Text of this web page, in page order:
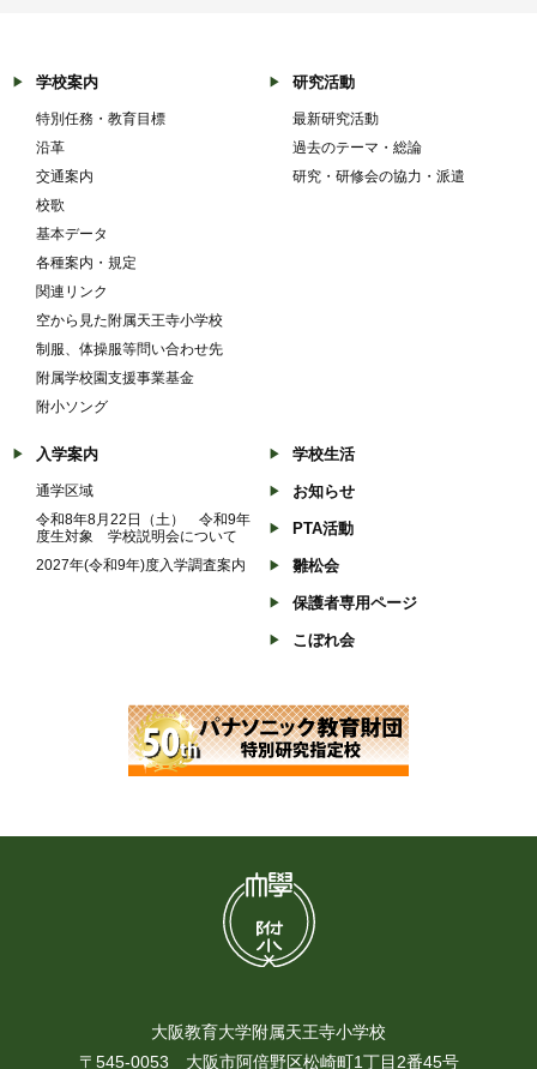
学校案内
特別任務・教育目標
沿革
交通案内
校歌
基本データ
各種案内・規定
関連リンク
空から見た附属天王寺小学校
制服、体操服等問い合わせ先
附属学校園支援事業基金
附小ソング
研究活動
最新研究活動
過去のテーマ・総論
研究・研修会の協力・派遣
入学案内
通学区域
令和8年8月22日（土） 令和9年
度生対象 学校説明会について
2027年(令和9年)度入学調査案内
学校生活
お知らせ
PTA活動
雛松会
保護者専用ページ
こぼれ会
大阪教育大学附属天王寺小学校
〒545-0053 大阪市阿倍野区松崎町1丁目2番45号